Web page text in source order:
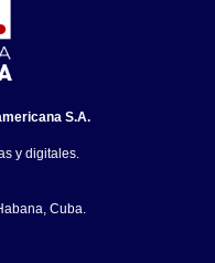
S.A.
y digitales.
Cuba.